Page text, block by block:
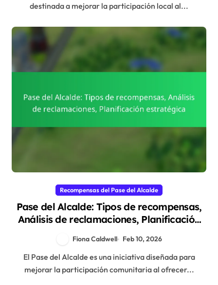
destinada a mejorar la participación local al...
Recompensas del Pase del Alcalde
Pase del Alcalde: Tipos de recompensas,
Análisis de reclamaciones, Planificación
Fiona Caldwell Feb 10, 2026
El Pase del Alcalde es una iniciativa diseñada para
mejorar la participación comunitaria al ofrecer...